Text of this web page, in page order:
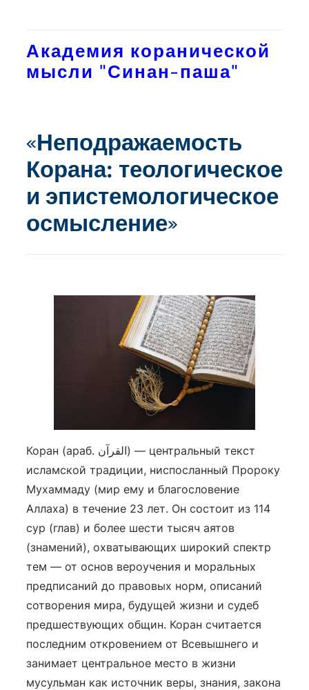
содержимому
Академия коранической
мысли "Синан-паша"
«Неподражаемость
Корана: теологическое
и эпистемологическое
осмысление»
Коран (араб. القرآن) — центральный текст
исламской традиции, ниспосланный Пророку
Мухаммаду (мир ему и благословение
Аллаха) в течение 23 лет. Он состоит из 114
сур (глав) и более шести тысяч аятов
(знамений), охватывающих широкий спектр
тем — от основ вероучения и моральных
предписаний до правовых норм, описаний
сотворения мира, будущей жизни и судеб
предшествующих общин. Коран считается
последним откровением от Всевышнего и
занимает центральное место в жизни
мусульман как источник веры, знания, закона